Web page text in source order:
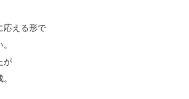
応える形で
が